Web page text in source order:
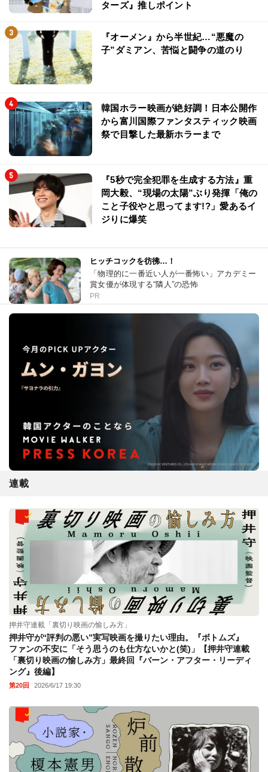
ターズ』推しポイント
『オーメン』から半世紀…“悪魔の
子”ダミアン、苦悩と闘争の道のり
韓国ホラー映画が絶好調！日本公開作
から富川国際ファンタスティック映画
祭で目撃した最新ホラーまで
『5秒で完全犯罪を生成する方法』重
岡大毅、“現場の太陽”ぶり発揮「俺の
こと子役やと思ってます!?」愛あるイ
ジりに爆笑
ヒッチコックを彷彿…！
「物理的に一番近い人が一番怖い」アカデミー
賞女優が体現する“隣人”の恐怖
PR
連載
押井守連載「裏切り映画の愉しみ方」
押井守が“評判の悪い”実写映画を撮りたい理由。『ボトムズ』
ファンの不安に「そう思うのも仕方ないかと(笑)」【押井守連載
「裏切り映画の愉しみ方」最終回『バーン・アフター・リーディ
ング』後編】
第20回 2026/6/17 19:30